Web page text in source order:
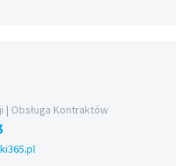
| Obsługa Kontraktów